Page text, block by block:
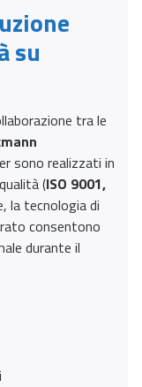
su
tra le
sono realizzati in
(ISO 9001,
la tecnologia di
consentono
durante il